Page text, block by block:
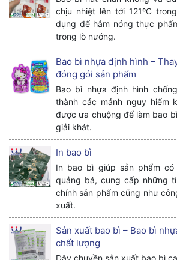
chịu nhiệt lên tới 121ºC
dụng để hâm nóng thực
trong lò nướng.
Bao bì nhựa định hình –
đóng gói sản phẩm
Bao bì nhựa định hình
thành các mảnh nguy hiểm
được ưa chuộng để làm bao
giải khát.
In bao bì
In bao bì giúp sản phẩm
quảng bá, cung cấp những
chính sản phẩm cũng như
xuất.
Sản xuất bao bì – Bao bì
chất lượng
Dây chuyền sản xuất bao bì